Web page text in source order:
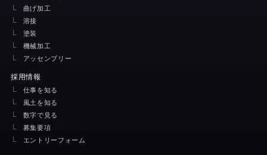
曲げ加工
溶接
塗装
機械加工
アッセンブリー
採用情報
仕事を知る
風土を知る
数字で見る
募集要項
エントリーフォーム